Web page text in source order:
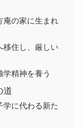
の家に生まれ
移住し、厳しい
精神を養う
道
学に代わる新た